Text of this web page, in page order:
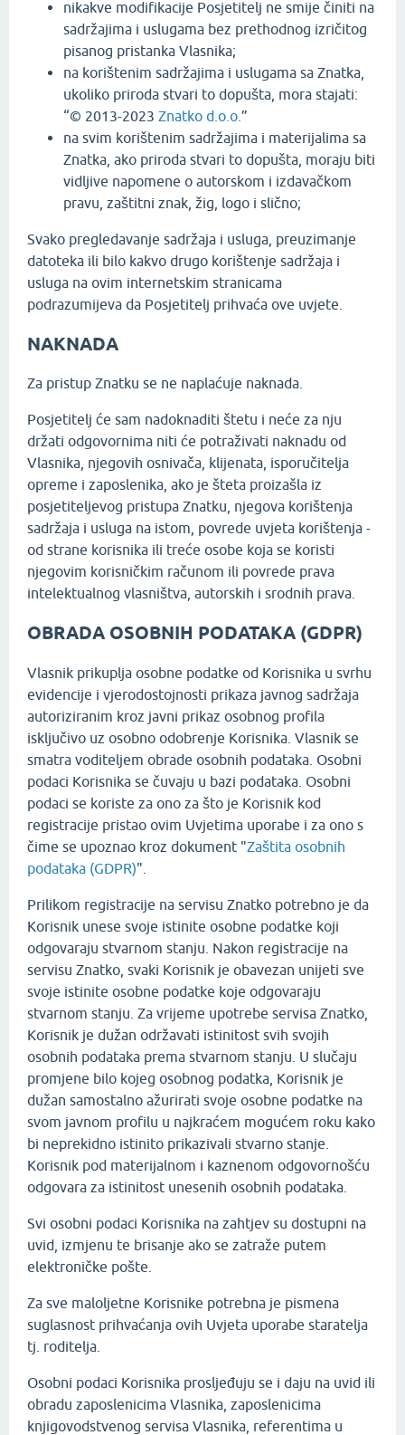
nikakve modifikacije Posjetitelj ne smije činiti na
sadržajima i uslugama bez prethodnog izričitog
pisanog pristanka Vlasnika;
na korištenim sadržajima i uslugama sa Znatka,
ukoliko priroda stvari to dopušta, mora stajati:
“© 2013-2023 Znatko d.o.o. ”
na svim korištenim sadržajima i materijalima sa
Znatka, ako priroda stvari to dopušta, moraju biti
vidljive napomene o autorskom i izdavačkom
pravu, zaštitni znak, žig, logo i slično;
Svako pregledavanje sadržaja i usluga, preuzimanje
datoteka ili bilo kakvo drugo korištenje sadržaja i
usluga na ovim internetskim stranicama
podrazumijeva da Posjetitelj prihvaća ove uvjete.
NAKNADA
Za pristup Znatku se ne naplaćuje naknada.
Posjetitelj će sam nadoknaditi štetu i neće za nju
držati odgovornima niti će potraživati naknadu od
Vlasnika, njegovih osnivača, klijenata, isporučitelja
opreme i zaposlenika, ako je šteta proizašla iz
posjetiteljevog pristupa Znatku, njegova korištenja
sadržaja i usluga na istom, povrede uvjeta korištenja -
od strane korisnika ili treće osobe koja se koristi
njegovim korisničkim računom ili povrede prava
intelektualnog vlasništva, autorskih i srodnih prava.
OBRADA OSOBNIH PODATAKA (GDPR)
Vlasnik prikuplja osobne podatke od Korisnika u svrhu
evidencije i vjerodostojnosti prikaza javnog sadržaja
autoriziranim kroz javni prikaz osobnog profila
isključivo uz osobno odobrenje Korisnika. Vlasnik se
smatra voditeljem obrade osobnih podataka. Osobni
podaci Korisnika se čuvaju u bazi podataka. Osobni
podaci se koriste za ono za što je Korisnik kod
registracije pristao ovim Uvjetima uporabe i za ono s
čime se upoznao kroz dokument "Zaštita osobnih
podataka (GDPR)".
Prilikom registracije na servisu Znatko potrebno je da
Korisnik unese svoje istinite osobne podatke koji
odgovaraju stvarnom stanju. Nakon registracije na
servisu Znatko, svaki Korisnik je obavezan unijeti sve
svoje istinite osobne podatke koje odgovaraju
stvarnom stanju. Za vrijeme upotrebe servisa Znatko,
Korisnik je dužan održavati istinitost svih svojih
osobnih podataka prema stvarnom stanju. U slučaju
promjene bilo kojeg osobnog podatka, Korisnik je
dužan samostalno ažurirati svoje osobne podatke na
svom javnom profilu u najkraćem mogućem roku kako
bi neprekidno istinito prikazivali stvarno stanje.
Korisnik pod materijalnom i kaznenom odgovornošću
odgovara za istinitost unesenih osobnih podataka.
Svi osobni podaci Korisnika na zahtjev su dostupni na
uvid, izmjenu te brisanje ako se zatraže putem
elektroničke pošte.
Za sve maloljetne Korisnike potrebna je pismena
suglasnost prihvaćanja ovih Uvjeta uporabe staratelja
tj. roditelja.
Osobni podaci Korisnika prosljeđuju se i daju na uvid ili
obradu zaposlenicima Vlasnika, zaposlenicima
knjigovodstvenog servisa Vlasnika, referentima u